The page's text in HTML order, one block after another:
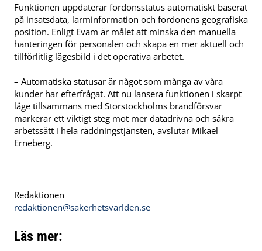
Funktionen uppdaterar fordonsstatus automatiskt baserat
på insatsdata, larminformation och fordonens geografiska
position. Enligt Evam är målet att minska den manuella
hanteringen för personalen och skapa en mer aktuell och
tillförlitlig lägesbild i det operativa arbetet.
– Automatiska statusar är något som många av våra
kunder har efterfrågat. Att nu lansera funktionen i skarpt
läge tillsammans med Storstockholms brandförsvar
markerar ett viktigt steg mot mer datadrivna och säkra
arbetssätt i hela räddningstjänsten, avslutar Mikael
Erneberg.
Redaktionen
redaktionen@sakerhetsvarlden.se
Läs mer: